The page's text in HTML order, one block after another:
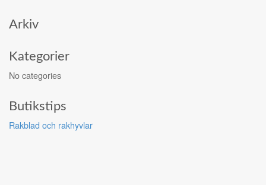
Arkiv
Kategorier
No categories
Butikstips
Rakblad och rakhyvlar